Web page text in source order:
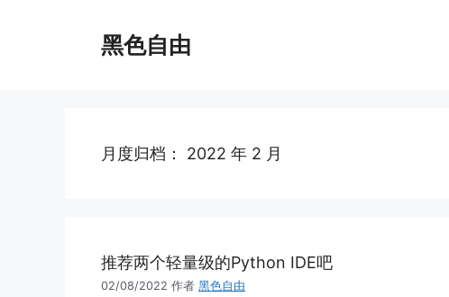
黑色自由
月度归档： 2022 年 2 月
推荐两个轻量级的Python IDE吧
02/08/2022 作者 黑色自由